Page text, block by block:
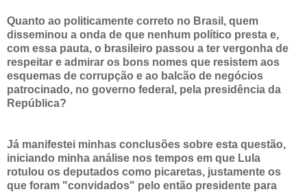
Quanto ao politicamente correto no Brasil, quem
disseminou a onda de que nenhum político presta e,
com essa pauta, o brasileiro passou a ter vergonha de
respeitar e admirar os bons nomes que resistem aos
esquemas de corrupção e ao balcão de negócios
patrocinado, no governo federal, pela presidência da
República?
Já manifestei minhas conclusões sobre esta questão,
iniciando minha análise nos tempos em que Lula
rotulou os deputados como picaretas, justamente os
que foram "convidados" pelo então presidente para